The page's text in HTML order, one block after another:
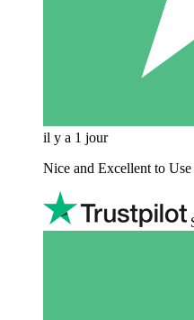
il y a 1 jour
Nice and Excellent to